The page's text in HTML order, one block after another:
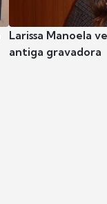
Larissa Manoela
antiga gravadora